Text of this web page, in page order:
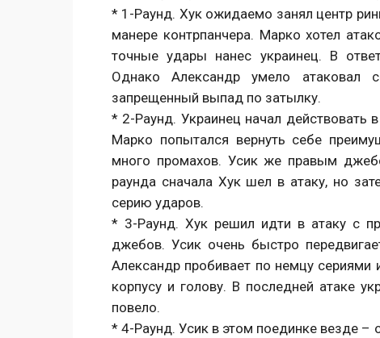
* 1-Раунд. Хук ожидаемо занял центр
манере контрпанчера. Марко хотел
точные удары нанес украинец. В
Однако Александр умело атаковал
запрещенный выпад по затылку.
* 2-Раунд. Украинец начал действовать
Марко попытался вернуть себе
много промахов. Усик же правым
раунда сначала Хук шел в атаку, но
серию ударов.
* 3-Раунд. Хук решил идти в атаку с
джебов. Усик очень быстро
Александр пробивает по немцу сериями
корпусу и голову. В последней атаке
повело.
* 4-Раунд. Усик в этом поединке везде –